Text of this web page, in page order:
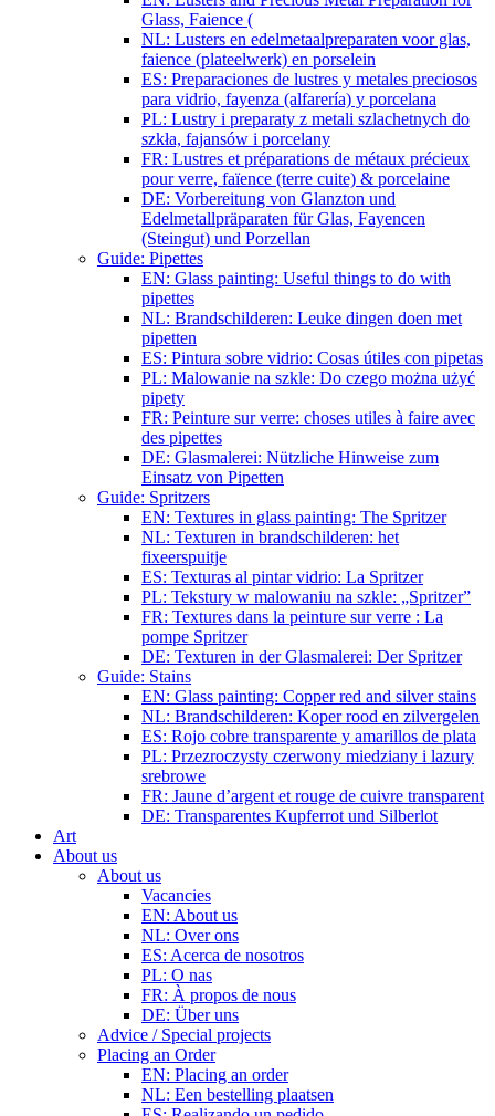
Glass, Faience (
NL: Lusters en edelmetaalpreparaten voor glas,
faience (plateelwerk) en porselein
ES: Preparaciones de lustres y metales preciosos
para vidrio, fayenza (alfarería) y porcelana
PL: Lustry i preparaty z metali szlachetnych do
szkła, fajansów i porcelany
FR: Lustres et préparations de métaux précieux
pour verre, faïence (terre cuite) & porcelaine
DE: Vorbereitung von Glanzton und
Edelmetallpräparaten für Glas, Fayencen
(Steingut) und Porzellan
Guide: Pipettes
EN: Glass painting: Useful things to do with
pipettes
NL: Brandschilderen: Leuke dingen doen met
pipetten
ES: Pintura sobre vidrio: Cosas útiles con pipetas
PL: Malowanie na szkle: Do czego można użyć
pipety
FR: Peinture sur verre: choses utiles à faire avec
des pipettes
DE: Glasmalerei: Nützliche Hinweise zum
Einsatz von Pipetten
Guide: Spritzers
EN: Textures in glass painting: The Spritzer
NL: Texturen in brandschilderen: het
fixeerspuitje
ES: Texturas al pintar vidrio: La Spritzer
PL: Tekstury w malowaniu na szkle: „Spritzer”
FR: Textures dans la peinture sur verre : La
pompe Spritzer
DE: Texturen in der Glasmalerei: Der Spritzer
Guide: Stains
EN: Glass painting: Copper red and silver stains
NL: Brandschilderen: Koper rood en zilvergelen
ES: Rojo cobre transparente y amarillos de plata
PL: Przezroczysty czerwony miedziany i lazury
srebrowe
FR: Jaune d’argent et rouge de cuivre transparent
DE: Transparentes Kupferrot und Silberlot
Art
About us
About us
Vacancies
EN: About us
NL: Over ons
ES: Acerca de nosotros
PL: O nas
FR: À propos de nous
DE: Über uns
Advice / Special projects
Placing an Order
EN: Placing an order
NL: Een bestelling plaatsen